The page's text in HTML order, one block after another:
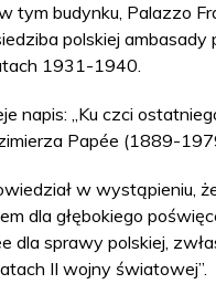
tym budynku, Palazzo
polskiej ambasady
1931-1940.
napis: „Ku czci
Papée (1889-
w wystąpieniu,
dla głębokiego
dla sprawy polskiej,
II wojny światowej”.